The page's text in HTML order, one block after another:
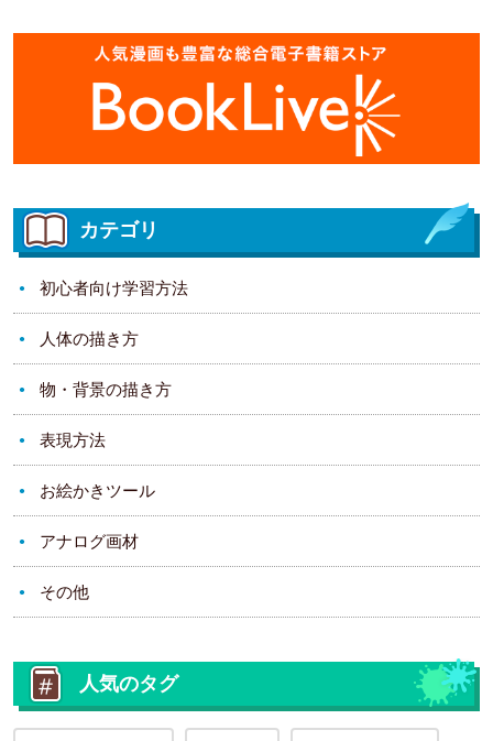
カテゴリ
初心者向け学習方法
人体の描き方
物・背景の描き方
表現方法
お絵かきツール
アナログ画材
その他
人気のタグ